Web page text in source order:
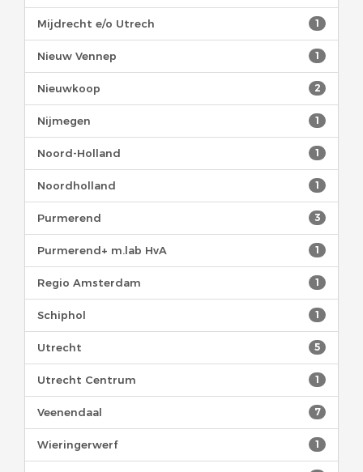
1
Mijdrecht e/o Utrech
1
Nieuw Vennep
2
Nieuwkoop
1
Nijmegen
1
Noord-Holland
1
Noordholland
3
Purmerend
1
Purmerend+ m.lab HvA
1
Regio Amsterdam
1
Schiphol
5
Utrecht
1
Utrecht Centrum
7
Veenendaal
1
Wieringerwerf